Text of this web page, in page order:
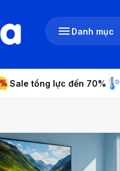
Danh mục
Sale tổng lực đến 70%